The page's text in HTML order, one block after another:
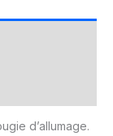
d’allumage.